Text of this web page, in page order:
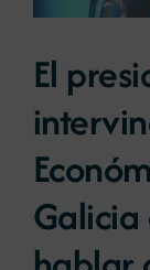
Noticias
Portal de
Contacto
El